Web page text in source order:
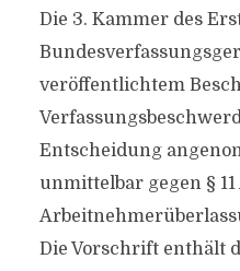
Die 3. Kammer des
veröffentlichtem
Entscheidung
unmittelbar gegen § 11
Die Vorschrift enthält